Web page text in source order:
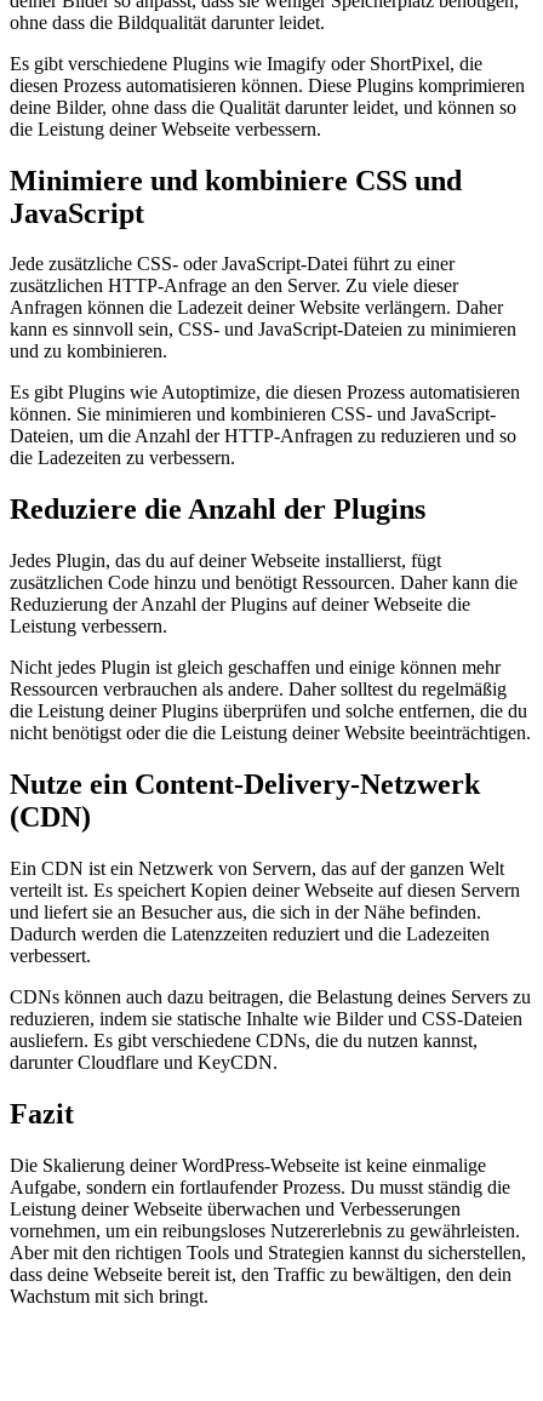
ohne dass die Bildqualität darunter leidet.
Es gibt verschiedene Plugins wie Imagify oder ShortPixel, die
diesen Prozess automatisieren können. Diese Plugins komprimieren
deine Bilder, ohne dass die Qualität darunter leidet, und können so
die Leistung deiner Webseite verbessern.
Minimiere und kombiniere CSS und
JavaScript
Jede zusätzliche CSS- oder JavaScript-Datei führt zu einer
zusätzlichen HTTP-Anfrage an den Server. Zu viele dieser
Anfragen können die Ladezeit deiner Website verlängern. Daher
kann es sinnvoll sein, CSS- und JavaScript-Dateien zu minimieren
und zu kombinieren.
Es gibt Plugins wie Autoptimize, die diesen Prozess automatisieren
können. Sie minimieren und kombinieren CSS- und JavaScript-
Dateien, um die Anzahl der HTTP-Anfragen zu reduzieren und so
die Ladezeiten zu verbessern.
Reduziere die Anzahl der Plugins
Jedes Plugin, das du auf deiner Webseite installierst, fügt
zusätzlichen Code hinzu und benötigt Ressourcen. Daher kann die
Reduzierung der Anzahl der Plugins auf deiner Webseite die
Leistung verbessern.
Nicht jedes Plugin ist gleich geschaffen und einige können mehr
Ressourcen verbrauchen als andere. Daher solltest du regelmäßig
die Leistung deiner Plugins überprüfen und solche entfernen, die du
nicht benötigst oder die die Leistung deiner Website beeinträchtigen.
Nutze ein Content-Delivery-Netzwerk
(CDN)
Ein CDN ist ein Netzwerk von Servern, das auf der ganzen Welt
verteilt ist. Es speichert Kopien deiner Webseite auf diesen Servern
und liefert sie an Besucher aus, die sich in der Nähe befinden.
Dadurch werden die Latenzzeiten reduziert und die Ladezeiten
verbessert.
CDNs können auch dazu beitragen, die Belastung deines Servers zu
reduzieren, indem sie statische Inhalte wie Bilder und CSS-Dateien
ausliefern. Es gibt verschiedene CDNs, die du nutzen kannst,
darunter Cloudflare und KeyCDN.
Fazit
Die Skalierung deiner WordPress-Webseite ist keine einmalige
Aufgabe, sondern ein fortlaufender Prozess. Du musst ständig die
Leistung deiner Webseite überwachen und Verbesserungen
vornehmen, um ein reibungsloses Nutzererlebnis zu gewährleisten.
Aber mit den richtigen Tools und Strategien kannst du sicherstellen,
dass deine Webseite bereit ist, den Traffic zu bewältigen, den dein
Wachstum mit sich bringt.